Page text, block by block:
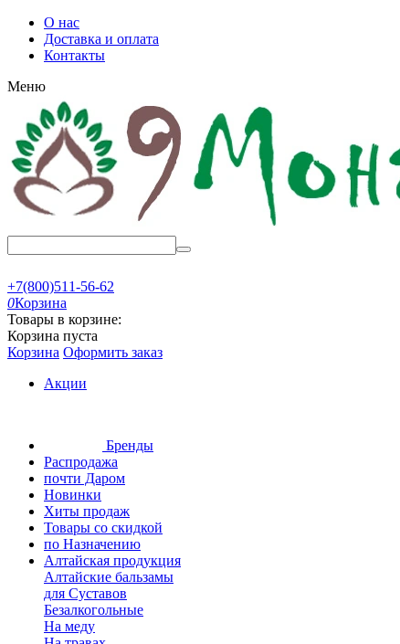
О нас
Доставка и оплата
Контакты
Меню
+7(800)511-56-62
0Корзина
Товары в корзине:
Корзина пуста
Корзина Оформить заказ
Акции
Бренды
Распродажа
почти Даром
Новинки
Хиты продаж
Товары со скидкой
по Назначению
Алтайская продукция
Алтайские бальзамы
для Суставов
Безалкогольные
На меду